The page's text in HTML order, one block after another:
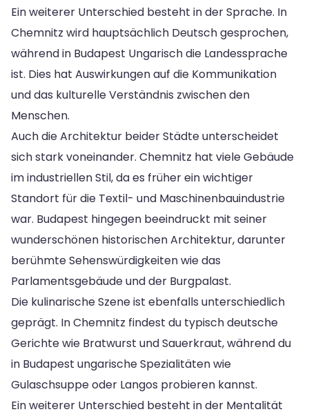
Ein weiterer Unterschied besteht in der Sprache. In
Chemnitz wird hauptsächlich Deutsch gesprochen,
während in Budapest Ungarisch die Landessprache
ist. Dies hat Auswirkungen auf die Kommunikation
und das kulturelle Verständnis zwischen den
Menschen.
Auch die Architektur beider Städte unterscheidet
sich stark voneinander. Chemnitz hat viele Gebäude
im industriellen Stil, da es früher ein wichtiger
Standort für die Textil- und Maschinenbauindustrie
war. Budapest hingegen beeindruckt mit seiner
wunderschönen historischen Architektur, darunter
berühmte Sehenswürdigkeiten wie das
Parlamentsgebäude und der Burgpalast.
Die kulinarische Szene ist ebenfalls unterschiedlich
geprägt. In Chemnitz findest du typisch deutsche
Gerichte wie Bratwurst und Sauerkraut, während du
in Budapest ungarische Spezialitäten wie
Gulaschsuppe oder Langos probieren kannst.
Ein weiterer Unterschied besteht in der Mentalität